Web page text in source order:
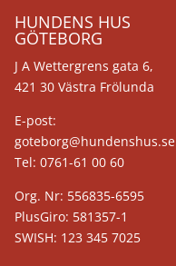
HUNDENS HUS
GÖTEBORG
J A Wettergrens gata 6,
421 30 Västra Frölunda
E-post:
goteborg@hundenshus.se
Tel: 0761-61 00 60
Org. Nr: 556835-6595
PlusGiro: 581357-1
SWISH: 123 345 7025